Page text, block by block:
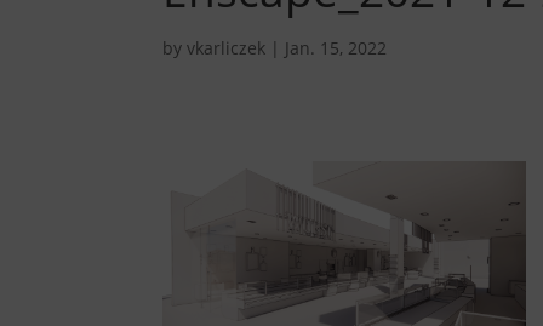
byvkarliczek | Jan. 15, 2022